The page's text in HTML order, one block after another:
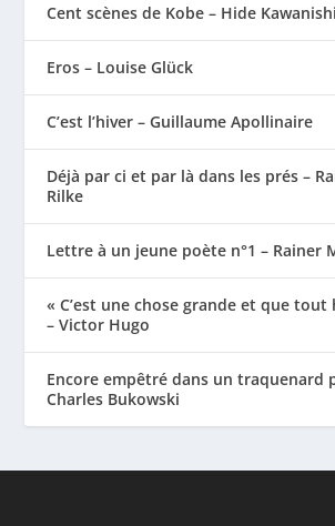
Cent scènes de Kobe – Hide Kawanishi
Eros – Louise Glück
C’est l’hiver – Guillaume Apollinaire
Déjà par ci et par là dans les prés –
Rilke
Lettre à un jeune poète n°1 – Rainer
« C’est une chose grande et que tout
– Victor Hugo
Encore empêtré dans un traquenard
Charles Bukowski